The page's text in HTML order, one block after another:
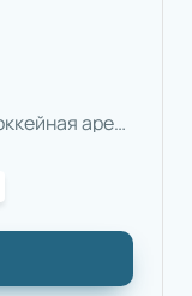
Санкт-Петербург, СКА Арена, Хоккейная арена